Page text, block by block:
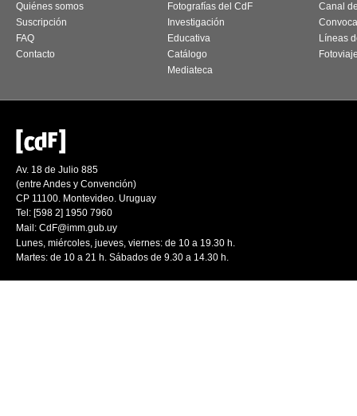
Quiénes somos
Suscripción
FAQ
Contacto
Fotografías del CdF
Investigación
Educativa
Catálogo
Mediateca
Canal
Líneas
Av. 18 de Julio 885
(entre Andes y Convención)
CP 11100. Montevideo. Uruguay
Tel: [598 2] 1950 7960
Mail: CdF@imm.gub.uy
Lunes, miércoles, jueves, viernes: de 10 a 19.30 h.
Martes: de 10 a 21 h. Sábados de 9.30 a 14.30 h.